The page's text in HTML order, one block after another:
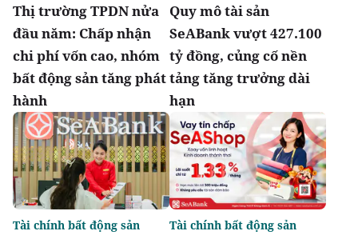
Thị trường TPDN nửa
đầu năm: Chấp nhận
chi phí vốn cao, nhóm
bất động sản tăng phát
hành
Quy mô tài sản
SeABank vượt 427.100
tỷ đồng, củng cố nền
tảng tăng trưởng dài
hạn
Tài chính bất động sản Tài chính bất động sản